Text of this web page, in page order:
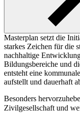
Masterplan setzt die
starkes Zeichen für die
nachhaltige
Bildungsbereiche und
entsteht eine
aufstellt und dauerhaft
Besonders
Zivilgesellschaft und